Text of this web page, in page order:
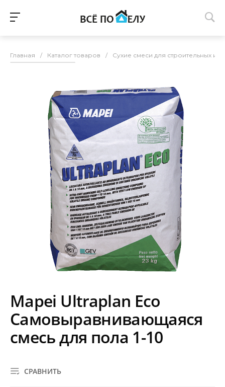
Главная / Каталог товаров / Сухие смеси для строительных и
Mapei Ultraplan Eco
Самовыравнивающаяся
смесь для пола 1-10
СРАВНИТЬ